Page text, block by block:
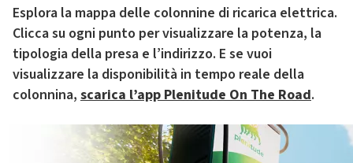
Esplora la mappa delle colonnine di ricarica elettrica.
Clicca su ogni punto per visualizzare la potenza, la
tipologia della presa e l’indirizzo. E se vuoi
visualizzare la disponibilità in tempo reale della
colonnina, scarica l’app Plenitude On The Road.